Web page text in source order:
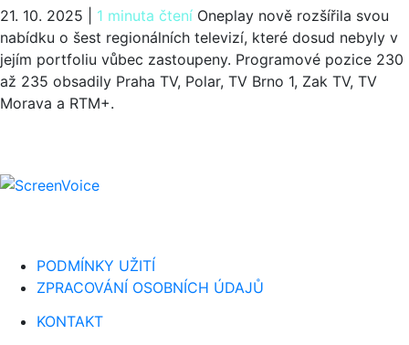
21. 10. 2025 1 minuta čtení Oneplay nově rozšířila svou
nabídku o šest regionálních televizí, které dosud nebyly v
jejím portfoliu vůbec zastoupeny. Programové pozice 230
až 235 obsadily Praha TV, Polar, TV Brno 1, Zak TV, TV
Morava a RTM+.
PODMÍNKY UŽITÍ
ZPRACOVÁNÍ OSOBNÍCH ÚDAJŮ
KONTAKT